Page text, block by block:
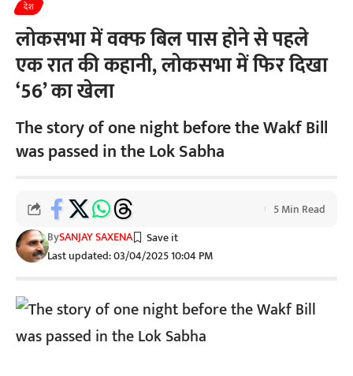
देश
लोकसभा में वक्फ बिल पास होने से पहले
एक रात की कहानी, लोकसभा में फिर दिखा
‘56’ का खेला
The story of one night before the Wakf Bill
was passed in the Lok Sabha
Last updated: 03/04/2025 10:04 PM
BySANJAY SAXENA
5 Min Read